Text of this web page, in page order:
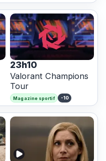
23h10
Valorant Champions
Tour
Magazine sportif -10